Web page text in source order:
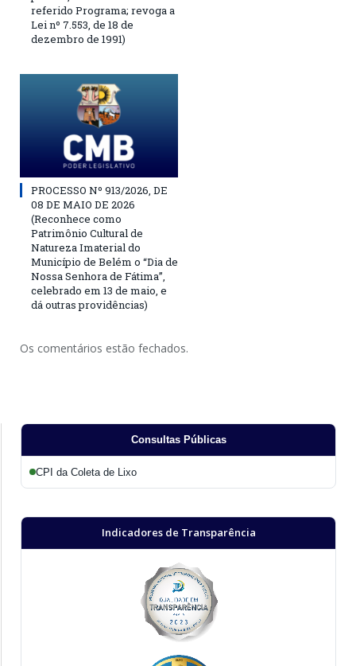
referido Programa; revoga a
Lei nº 7.553, de 18 de
dezembro de 1991)
PROCESSO Nº 913/2026, DE
08 DE MAIO DE 2026
(Reconhece como
Patrimônio Cultural de
Natureza Imaterial do
Município de Belém o “Dia de
Nossa Senhora de Fátima”,
celebrado em 13 de maio, e
dá outras providências)
Os comentários estão fechados.
Consultas Públicas
CPI da Coleta de Lixo
Indicadores de Transparência